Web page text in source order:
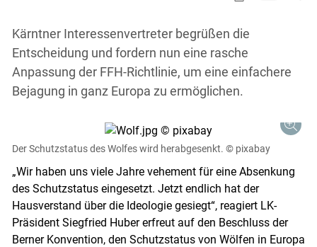
Kärntner Interessenvertreter begrüßen die
Entscheidung und fordern nun eine rasche
Anpassung der FFH-Richtlinie, um eine einfachere
Bejagung in ganz Europa zu ermöglichen.
Der Schutzstatus des Wolfes wird herabgesenkt. © pixabay
„Wir haben uns viele Jahre vehement für eine Absenkung
des Schutzstatus eingesetzt. Jetzt endlich hat der
Hausverstand über die Ideologie gesiegt“, reagiert LK-
Präsident Siegfried Huber erfreut auf den Beschluss der
Berner Konvention, den Schutzstatus von Wölfen in Europa